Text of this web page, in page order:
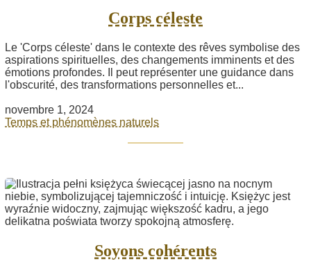
Corps céleste
Le 'Corps céleste' dans le contexte des rêves symbolise des
aspirations spirituelles, des changements imminents et des
émotions profondes. Il peut représenter une guidance dans
l'obscurité, des transformations personnelles et...
novembre 1, 2024
Temps et phénomènes naturels
Soyons cohérents